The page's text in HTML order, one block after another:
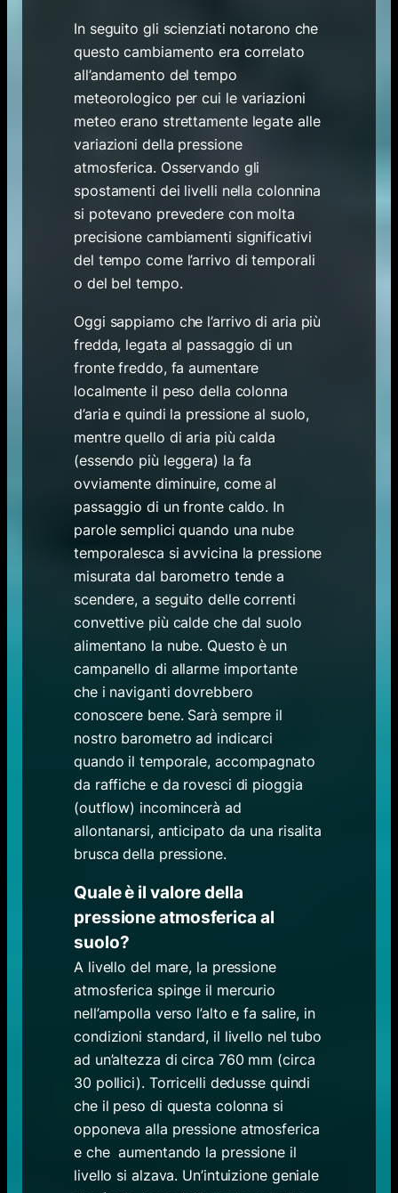
In seguito gli scienziati notarono che
questo cambiamento era correlato
all’andamento del tempo
meteorologico per cui le variazioni
meteo erano strettamente legate alle
variazioni della pressione
atmosferica. Osservando gli
spostamenti dei livelli nella colonnina
si potevano prevedere con molta
precisione cambiamenti significativi
del tempo come l’arrivo di temporali
o del bel tempo.
Oggi sappiamo che l’arrivo di aria più
fredda, legata al passaggio di un
fronte freddo, fa aumentare
localmente il peso della colonna
d’aria e quindi la pressione al suolo,
mentre quello di aria più calda
(essendo più leggera) la fa
ovviamente diminuire, come al
passaggio di un fronte caldo. In
parole semplici quando una nube
temporalesca si avvicina la pressione
misurata dal barometro tende a
scendere, a seguito delle correnti
convettive più calde che dal suolo
alimentano la nube. Questo è un
campanello di allarme importante
che i naviganti dovrebbero
conoscere bene. Sarà sempre il
nostro barometro ad indicarci
quando il temporale, accompagnato
da raffiche e da rovesci di pioggia
(outflow) incomincerà ad
allontanarsi, anticipato da una risalita
brusca della pressione.
Quale è il valore della
pressione atmosferica al
suolo?
A livello del mare, la pressione
atmosferica spinge il mercurio
nell’ampolla verso l’alto e fa salire, in
condizioni standard, il livello nel tubo
ad un’altezza di circa 760 mm (circa
30 pollici). Torricelli dedusse quindi
che il peso di questa colonna si
opponeva alla pressione atmosferica
e che aumentando la pressione il
livello si alzava. Un’intuizione geniale